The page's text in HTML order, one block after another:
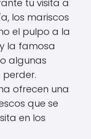
tu visita a
los mariscos
el pulpo a la
la famosa
algunas
perder.
ofrecen una
que se
en los